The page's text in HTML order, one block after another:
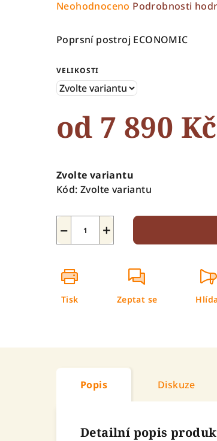
Průměrné
produktu
z
5
Neohodnoceno Podrobnosti
Poprsní postroj ECONOMIC
VELIKOSTI
od 7 890 Kč
cena:
Zvolte variantu
Kód: Zvolte variantu
+
−
Tisk Zeptat se
Popis Diskuze
Detailní popis